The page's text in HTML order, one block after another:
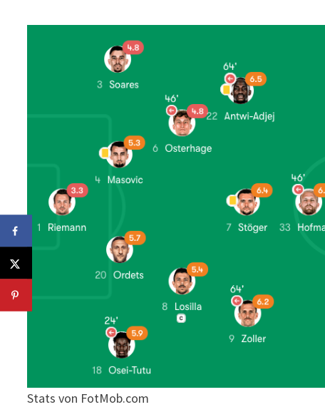
Stats von FotMob.com